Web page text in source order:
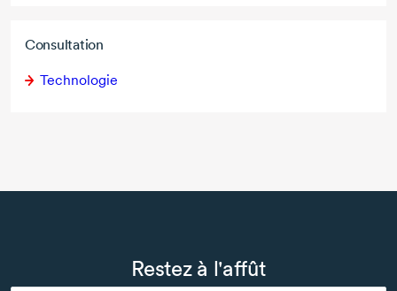
Consultation
Technologie
Restez à l'affût